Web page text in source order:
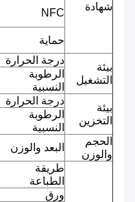
شهادة
NFC
حماية
بيئة
التشغيل
درجة الحرارة
الرطوبة
النسبية
بيئة
التخزين
درجة الحرارة
الرطوبة
النسبية
الحجم
والوزن
البعد والوزن
طريقة
الطباعة
ورق